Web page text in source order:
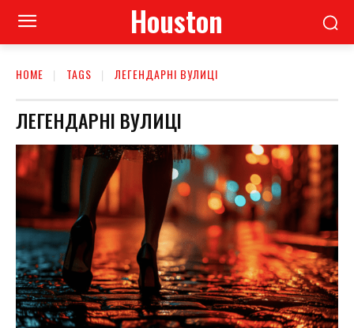
Houston
HOME TAGS ЛЕГЕНДАРНІ ВУЛИЦІ
ЛЕГЕНДАРНІ ВУЛИЦІ